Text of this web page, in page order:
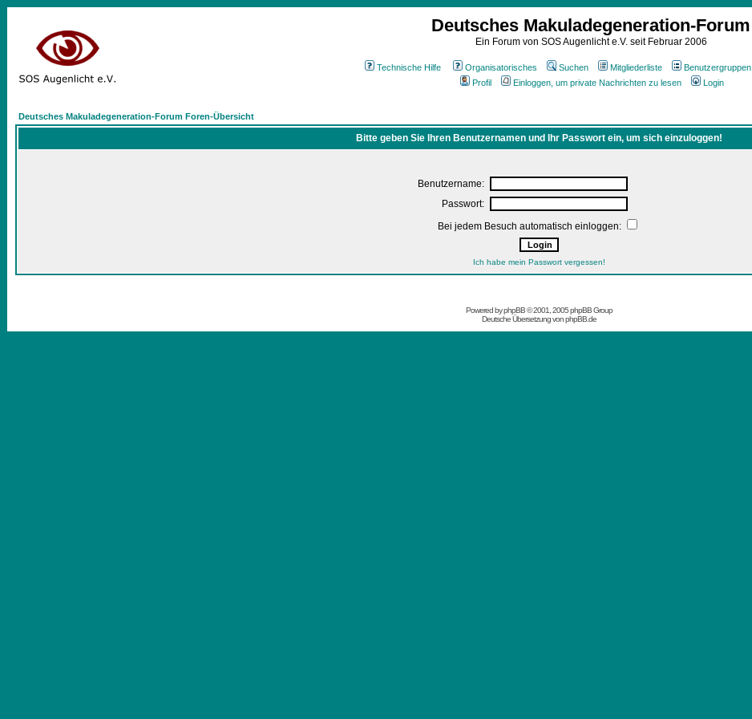
Deutsches Makuladegeneration-Forum
Ein Forum von SOS Augenlicht e.V. seit Februar 2006
Technische Hilfe Organisatorisches Suchen Mitgliederliste Benutzergruppen
Profil
Einloggen, um private Nachrichten zu lesen Login
Deutsches Makuladegeneration-Forum Foren-Übersicht
Bitte geben Sie Ihren Benutzernamen und Ihr Passwort ein, um sich einzuloggen!
Benutzername:
Passwort:
Bei jedem Besuch automatisch einloggen:
Ich habe mein Passwort vergessen!
Powered byphpBB© 2001, 2005 phpBB Group
Deutsche Übersetzung vonphpBB.de